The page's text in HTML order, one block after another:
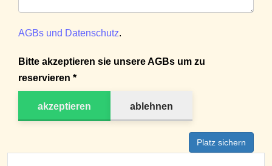
AGBs und Datenschutz.
Bitte akzeptieren sie unsere AGBs um zu
reservieren *
akzeptieren ablehnen
Platz sichern